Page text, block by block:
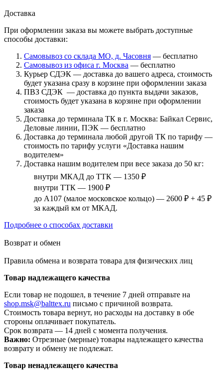
Доставка
При оформлении заказа вы можете выбрать доступные
способы доставки:
Самовывоз со склада МО, д. Часовня — бесплатно
Самовывоз из офиса г. Москва — бесплатно
Курьер СДЭК — доставка до вашего адреса, стоимость
будет указана сразу в корзине при оформлении заказа
ПВЗ СДЭК — доставка до пункта выдачи заказов,
стоимость будет указана в корзине при оформлении
заказа
Доставка до терминала ТК в г. Москва: Байкал Сервис,
Деловые линии, ПЭК — бесплатно
Доставка до терминала любой другой ТК по тарифу —
стоимость по тарифу услуги «Доставка нашим
водителем»
Доставка нашим водителем при весе заказа до 50 кг:
внутри МКАД до ТТК — 1350 ₽
внутри ТТК — 1900 ₽
до А107 (малое московское кольцо) — 2600 ₽ + 45 ₽
за каждый км от МКАД.
Подробнее о способах доставки
Возврат и обмен
Правила обмена и возврата товара для физических лиц
Товар надлежащего качества
Если товар не подошел, в течение 7 дней отправьте на
shop.msk@balttex.ru письмо с причиной возврата.
Стоимость товара вернут, но расходы на доставку в обе
стороны оплачивает покупатель.
Срок возврата — 14 дней с момента получения.
Важно: Отрезные (мерные) товары надлежащего качества
возврату и обмену не подлежат.
Товар ненадлежащего качества